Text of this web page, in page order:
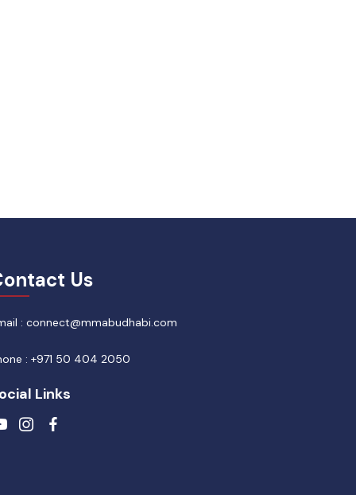
Us
: connect@mmabudhabi.com
: +971 50 404 2050
Links